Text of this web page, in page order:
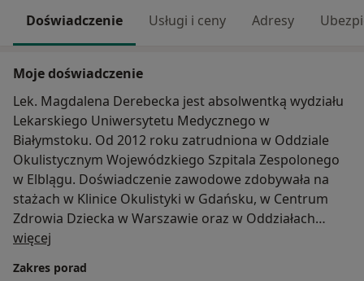
Doświadczenie Usługi i ceny Adresy
Moje doświadczenie
Lek. Magdalena Derebecka jest absolwentką wydziału
Lekarskiego Uniwersytetu Medycznego w
Białymstoku. Od 2012 roku zatrudniona w Oddziale
Okulistycznym Wojewódzkiego Szpitala Zespolonego
w Elblągu. Doświadczenie zawodowe zdobywała na
stażach w Klinice Okulistyki w Gdańsku, w Centrum
Zdrowia Dziecka w Warszawie oraz w Oddziałach
dziedzinie Okulistyki w pismach medycznych zarówno
więcej
Zakres porad